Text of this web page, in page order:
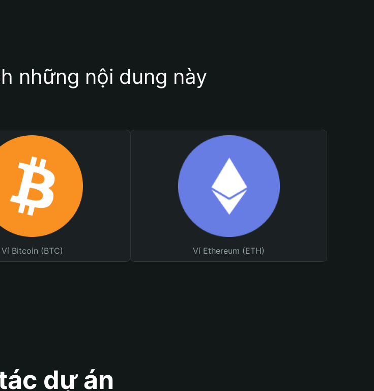
những nội dung này
Ví Bitcoin (BTC) Ví Ethereum (ETH)
dự án